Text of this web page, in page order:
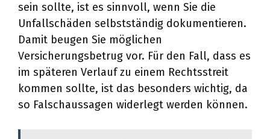
sein sollte, ist es sinnvoll, wenn Sie die
Unfallschäden selbstständig dokumentieren.
Damit beugen Sie möglichen
Versicherungsbetrug vor. Für den Fall, dass es
im späteren Verlauf zu einem Rechtsstreit
kommen sollte, ist das besonders wichtig, da
so Falschaussagen widerlegt werden können.